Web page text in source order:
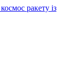
ракету із